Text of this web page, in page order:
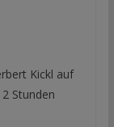
Kickl auf
Stunden